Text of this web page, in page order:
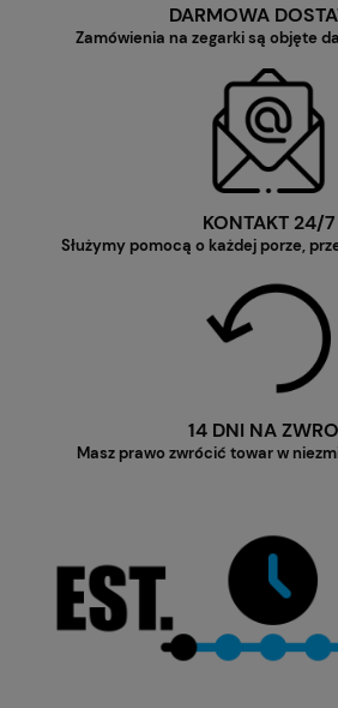
DARMOWA
Zamówienia na zegarki są objęte
KONTAKT 24/7
Służymy pomocą o każdej porze,
14 DNI NA
Masz prawo zwrócić towar w